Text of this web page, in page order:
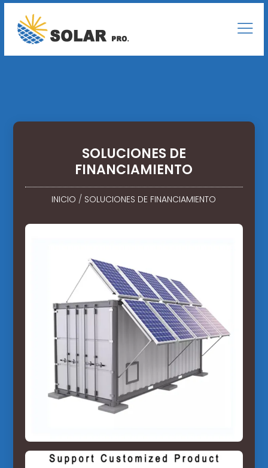
SOLUCIONES DE
FINANCIAMIENTO
INICIO / SOLUCIONES DE FINANCIAMIENTO